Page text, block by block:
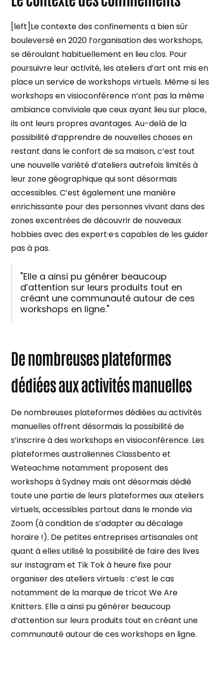
[left]Le contexte des confinements a bien sûr
bouleversé en 2020 l’organisation des workshops,
se déroulant habituellement en lieu clos. Pour
poursuivre leur activité, les ateliers d’art ont mis en
place un service de workshops virtuels. Même si les
workshops en visioconférence n’ont pas la même
ambiance conviviale que ceux ayant lieu sur place,
ils ont leurs propres avantages. Au-delà de la
possibilité d’apprendre de nouvelles choses en
restant dans le confort de sa maison, c’est tout
une nouvelle variété d’ateliers autrefois limités à
leur zone géographique qui sont désormais
accessibles. C’est également une manière
enrichissante pour des personnes vivant dans des
zones excentrées de découvrir de nouveaux
hobbies avec des expert·e·s capables de les guider
pas à pas.
"Elle a ainsi pu générer beaucoup
d’attention sur leurs produits tout en
créant une communauté autour de ces
workshops en ligne."
De nombreuses plateformes
dédiées aux activités manuelles
De nombreuses plateformes dédiées au activités
manuelles offrent désormais la possibilité de
s’inscrire à des workshops en visioconférence. Les
plateformes australiennes Classbento et
Weteachme notamment proposent des
workshops à Sydney mais ont désormais dédié
toute une partie de leurs plateformes aux ateliers
virtuels, accessibles partout dans le monde via
Zoom (à condition de s’adapter au décalage
horaire !). De petites entreprises artisanales ont
quant à elles utilisé la possibilité de faire des lives
sur Instagram et Tik Tok à heure fixe pour
organiser des ateliers virtuels : c’est le cas
notamment de la marque de tricot We Are
Knitters. Elle a ainsi pu générer beaucoup
d’attention sur leurs produits tout en créant une
communauté autour de ces workshops en ligne.